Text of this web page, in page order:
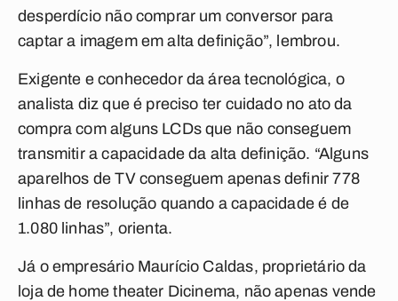
desperdício não comprar um conversor para
captar a imagem em alta definição”, lembrou.
Exigente e conhecedor da área tecnológica, o
analista diz que é preciso ter cuidado no ato da
compra com alguns LCDs que não conseguem
transmitir a capacidade da alta definição. “Alguns
aparelhos de TV conseguem apenas definir 778
linhas de resolução quando a capacidade é de
1.080 linhas”, orienta.
Já o empresário Maurício Caldas, proprietário da
loja de home theater Dicinema, não apenas vende